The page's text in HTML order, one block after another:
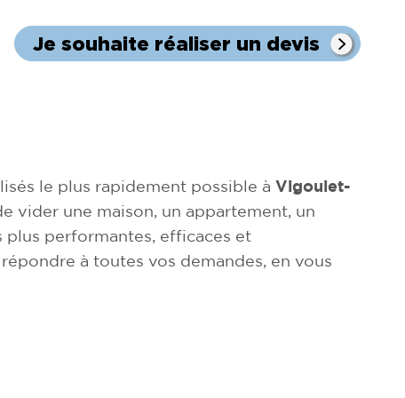
Je souhaite réaliser un devis
le plus rapidement possible à Vigoulet-
vider une maison, un appartement, un
performantes, efficaces et
à toutes vos demandes, en vous